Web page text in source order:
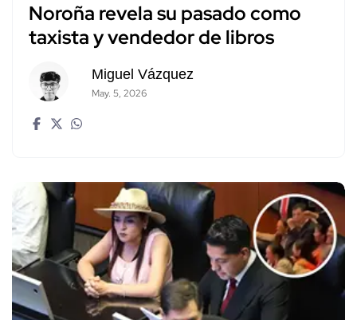
Noroña revela su pasado como
taxista y vendedor de libros
Miguel Vázquez
May. 5, 2026